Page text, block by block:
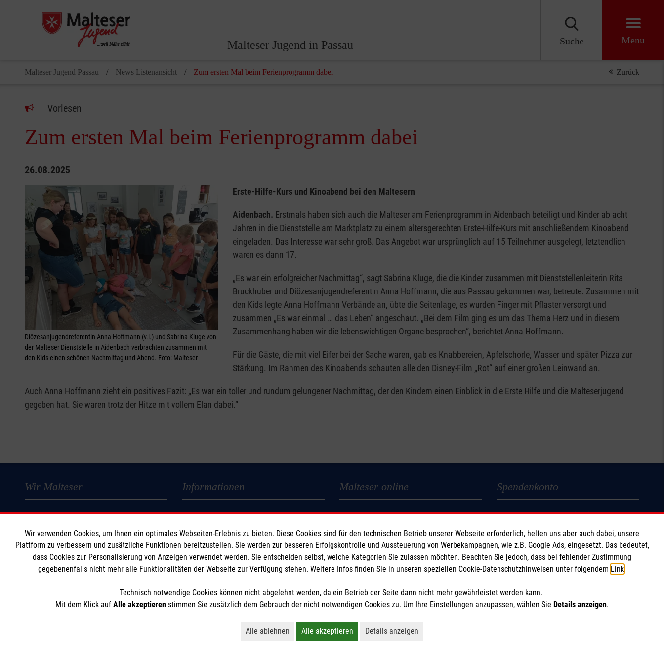
Malteser Jugend in Passau Suche Menu
Malteser Jugend Passau News Listenansicht Zum ersten Mal beim Ferienprogramm dabei Zurück
Vorlesen
Zum ersten Mal beim Ferienprogramm dabei
26.08.2025
Diözesanjugendreferentin Anna Hoffmann (v.l.) und Sabrina Kluge von
der Malteser Dienststelle in Aidenbach verbrachten zusammen mit
den Kids einen schönen Nachmittag und Abend. Foto: Malteser
Erste-Hilfe-Kurs und Kinoabend bei den Maltesern
Aidenbach. Erstmals haben sich auch die Malteser am Ferienprogramm in Aidenbach beteiligt und Kinder ab acht
Jahren in die Dienststelle am Marktplatz zu einem altersgerechten Erste-Hilfe-Kurs mit anschließendem Kinoabend
eingeladen. Das Interesse war sehr groß. Das Angebot war ursprünglich auf 15 Teilnehmer ausgelegt, letztendlich
waren es dann 17.
„Es war ein erfolgreicher Nachmittag“, sagt Sabrina Kluge, die die Kinder zusammen mit Dienststellenleiterin Rita
Bruckhuber und Diözesanjugendreferentin Anna Hoffmann, die aus Passau gekommen war, betreute. Zusammen mit
den Kids legte Anna Hoffmann Verbände an, übte die Seitenlage, es wurden Finger mit Pflaster versorgt und
zusammen „Es war einmal … das Leben“ angeschaut. „Bei dem Film ging es um das Thema Herz und in diesem
Zusammenhang haben wir die lebenswichtigen Organe besprochen“, berichtet Anna Hoffmann.
Für die Gäste, die mit viel Eifer bei der Sache waren, gab es Knabbereien, Apfelschorle, Wasser und später Pizza zur
Stärkung. Im Rahmen des Kinoabends schauten alle den Disney-Film „Rot“ auf einer großen Leinwand an.
Auch Anna Hoffmann zieht ein positives Fazit: „Es war ein toller und rundum gelungener Nachmittag, der den Kindern einen Einblick in die Erste Hilfe und die Malteserjugend
gegeben hat. Sie waren trotz der Hitze mit vollem Elan dabei.“
Wir Malteser
Spenden und Helfen
Angebote und Leistungen
Unsere Kurse
Mitarbeiten
Wir Malteser
Informationen
Kontakt
Impressum
Datenschutz
Malteser online
Malteserorden
Malteser Jugend
Malteser International
Sharepoint
Spendenkonto
Empfänger: Malteser Hilfsdienst e.V.
Bank: Pax-Bank für Kirche und Caritas eG
IBAN: DE14 3706 0120 1201 2170 12
BIC: GENODED1PA7
Der Malteser Hilfsdienst e.V. ist als eingetragene gemeinnützige Organisation von der Körperschaft- und Gewerbesteuer befreit.
Wir verwenden Cookies, um Ihnen ein optimales Webseiten-Erlebnis zu bieten. Diese Cookies sind für den technischen Betrieb unserer Webseite erforderlich, helfen uns aber auch dabei, unsere
Plattform zu verbessern und zusätzliche Funktionen bereitzustellen. Sie werden zur besseren Erfolgskontrolle und Aussteuerung von Werbekampagnen, wie z.B. Google Ads, eingesetzt. Das bedeutet,
dass Cookies zur Personalisierung von Anzeigen verwendet werden. Sie entscheiden selbst, welche Kategorien Sie zulassen möchten. Beachten Sie jedoch, dass bei fehlender Zustimmung
gegebenenfalls nicht mehr alle Funktionalitäten der Webseite zur Verfügung stehen. Weitere Infos finden Sie in unseren speziellen Cookie-Datenschutzhinweisen unter folgendem Link
Technisch notwendige Cookies können nicht abgelehnt werden, da ein Betrieb der Seite dann nicht mehr gewährleistet werden kann.
Mit dem Klick auf Alle akzeptieren stimmen Sie zusätzlich dem Gebrauch der nicht notwendigen Cookies zu. Um Ihre Einstellungen anzupassen, wählen Sie Details anzeigen.
Alle ablehnen
Lehnt alle nicht-essentiellen Cookies ab
Alle akzeptieren
Akzeptiert alle Cookies einschließlich Marketing und Analyse
Details anzeigen